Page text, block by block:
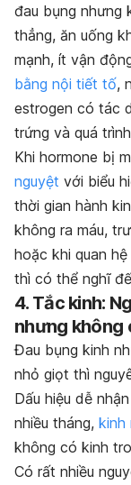
đau bụng nhưng
thẳng, ăn uống
mạnh, ít vận
bằng nội tiết tố,
estrogen có tác
trứng và quá
Khi hormone bị
nguyệt với biểu
thời gian hành
không ra máu,
hoặc khi quan
thì có thể nghĩ
4. Tắc kinh:
nhưng không
Đau bụng kinh
nhỏ giọt thì
Dấu hiệu dễ
nhiều tháng, kinh
không có kinh
Có rất nhiều